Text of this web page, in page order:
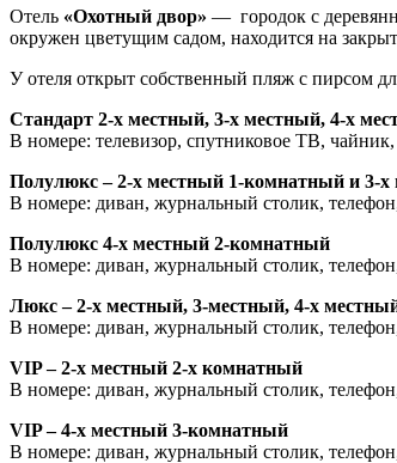
Отель «Охотный двор» — городок с
окружен цветущим садом, находится на
У отеля открыт собственный пляж с пирсом
Стандарт 2-х местный, 3-х местный, 4-х
В номере: телевизор, спутниковое ТВ,
Полулюкс – 2-х местный 1-комнатный и 3-
В номере: диван, журнальный столик,
Полулюкс 4-х местный 2-комнатный
В номере: диван, журнальный столик,
Люкс – 2-х местный, 3-местный, 4-х
В номере: диван, журнальный столик,
VIP – 2-х местный 2-х комнатный
В номере: диван, журнальный столик,
VIP – 4-х местный 3-комнатный
В номере: диван, журнальный столик,